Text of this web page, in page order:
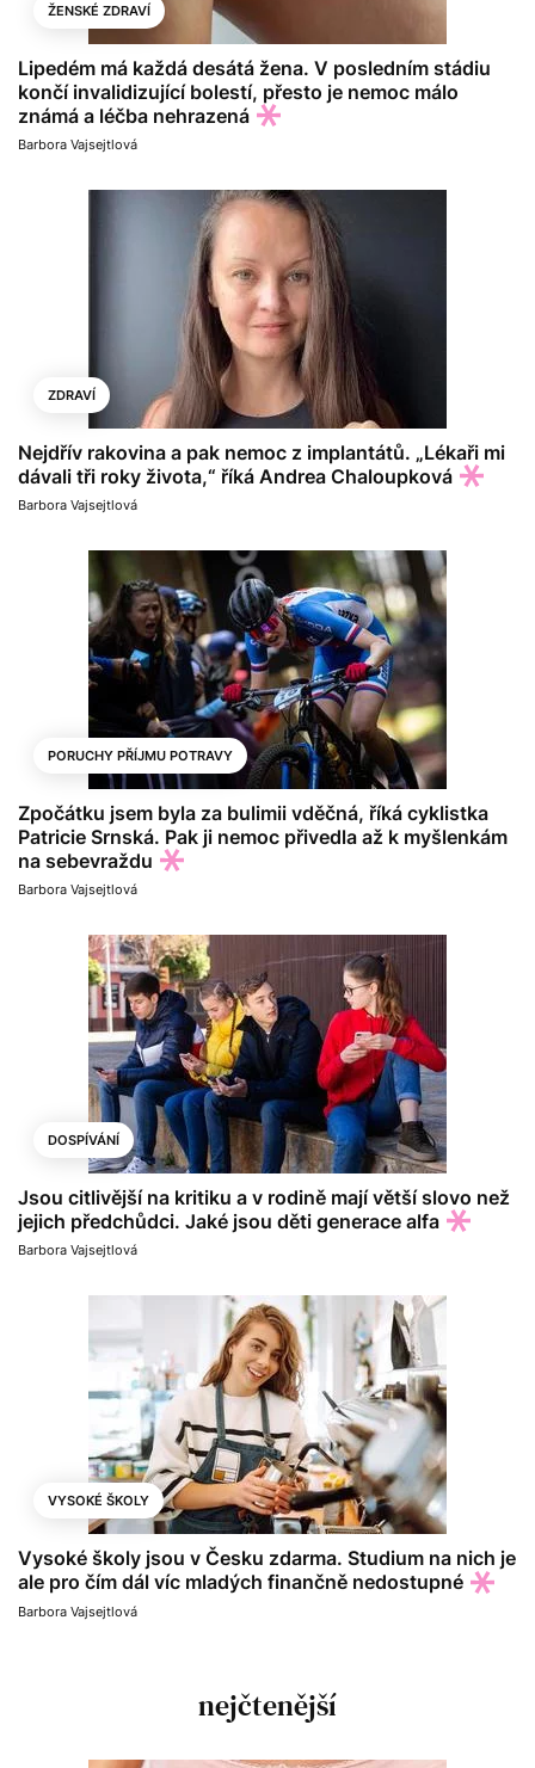
ŽENSKÉ ZDRAVÍ
Lipedém má každá desátá žena. V posledním stádiu
končí invalidizující bolestí, přesto je nemoc málo
známá a léčba nehrazená
Barbora Vajsejtlová
ZDRAVÍ
Nejdřív rakovina a pak nemoc z implantátů. „Lékaři mi
dávali tři roky života,“ říká Andrea Chaloupková
Barbora Vajsejtlová
PORUCHY PŘÍJMU POTRAVY
Zpočátku jsem byla za bulimii vděčná, říká cyklistka
Patricie Srnská. Pak ji nemoc přivedla až k myšlenkám
na sebevraždu
Barbora Vajsejtlová
DOSPÍVÁNÍ
Jsou citlivější na kritiku a v rodině mají větší slovo než
jejich předchůdci. Jaké jsou děti generace alfa
Barbora Vajsejtlová
VYSOKÉ ŠKOLY
Vysoké školy jsou v Česku zdarma. Studium na nich je
ale pro čím dál víc mladých finančně nedostupné
Barbora Vajsejtlová
nejčtenější